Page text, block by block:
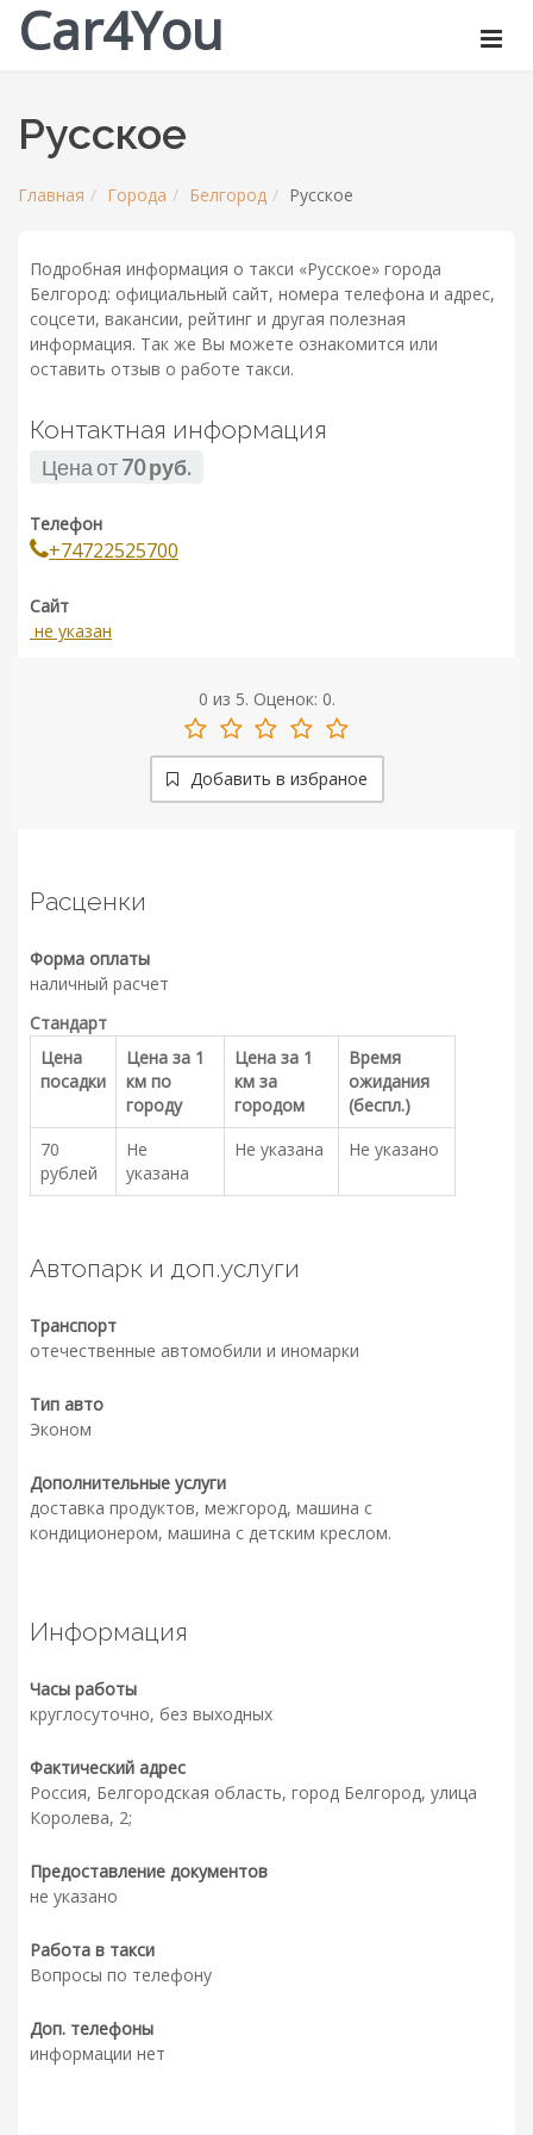
Car4You
Русское
Главная Города Белгород Русское
Подробная информация о такси «Русское» города
Белгород: официальный сайт, номера телефона и адрес,
соцсети, вакансии, рейтинг и другая полезная
информация. Так же Вы можете ознакомится или
оставить отзыв о работе такси.
Контактная информация
Цена от70 руб.
Телефон
+74722525700
Сайт
не указан
0 из 5. Оценок: 0.
Добавить в избраное
Расценки
Форма оплаты
наличный расчет
Стандарт
Цена
посадки
Цена за 1
км по
городу
Цена за 1
км за
городом
Время
ожидания
(беспл.)
70
рублей
Не
указана
Не указана Не указано
Автопарк и доп.услуги
Транспорт
отечественные автомобили и иномарки
Тип авто
Эконом
Дополнительные услуги
доставка продуктов, межгород, машина с
кондиционером, машина с детским креслом.
Информация
Часы работы
круглосуточно, без выходных
Фактический адрес
Россия, Белгородская область, город Белгород, улица
Королева, 2;
Предоставление документов
не указано
Работа в такси
Вопросы по телефону
Доп. телефоны
информации нет